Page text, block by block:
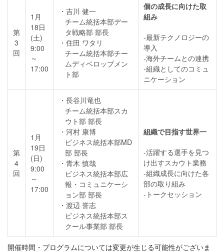
第
3
回
1月
18日
(土)
9:00
～
17:00
吉川 健一
チーム統括本部デー
タ戦略部 部長
住田 ワタリ
チーム統括本部チー
ムディベロップメン
ト部
個の成長に向けた取
組み
-最新テクノロジーの
導入
-海外チームとの連携
-組織としてのコミュ
ニケーション
第
4
回
1月
19日
(日)
9:00
～
17:00
長谷川竜也
チーム統括本部スカ
ウト部 部長
河村 康博
ビジネス統括本部MD
部 部長
青木 慎哉
ビジネス統括本部広
報・コミュニケーシ
ョン部 部長
渡辺 誉志
ビジネス統括本部ス
クール事業部 部長
組織で目指す世界一
-活躍する選手を見つ
け出すスカウト業務
-組織成長に向けた各
部の取り組み
-トークセッション
開催時間・プログラムについては変更が生じる可能性がございま